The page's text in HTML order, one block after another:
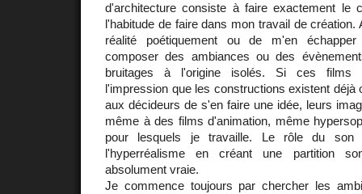
d'architecture consiste à faire exactement le
l'habitude de faire dans mon travail de création.
réalité poétiquement ou de m'en
composer des ambiances ou des
bruitages à l'origine isolés. Si ces films
l'impression que les constructions existent déjà
aux décideurs de s'en faire une idée, leurs
même à des films d'animation, même
pour lesquels je travaille. Le rôle du son
l'hyperréalisme en créant une partition
absolument vraie.
Je commence toujours par chercher les